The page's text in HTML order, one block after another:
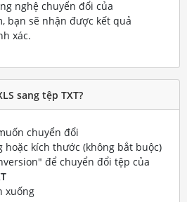
nghệ chuyển đổi của
bạn sẽ nhận được kết quả
xác.
sang tệp TXT?
chuyển đổi
hoặc kích thước (không bắt buộc)
để chuyển đổi tệp của
xuống